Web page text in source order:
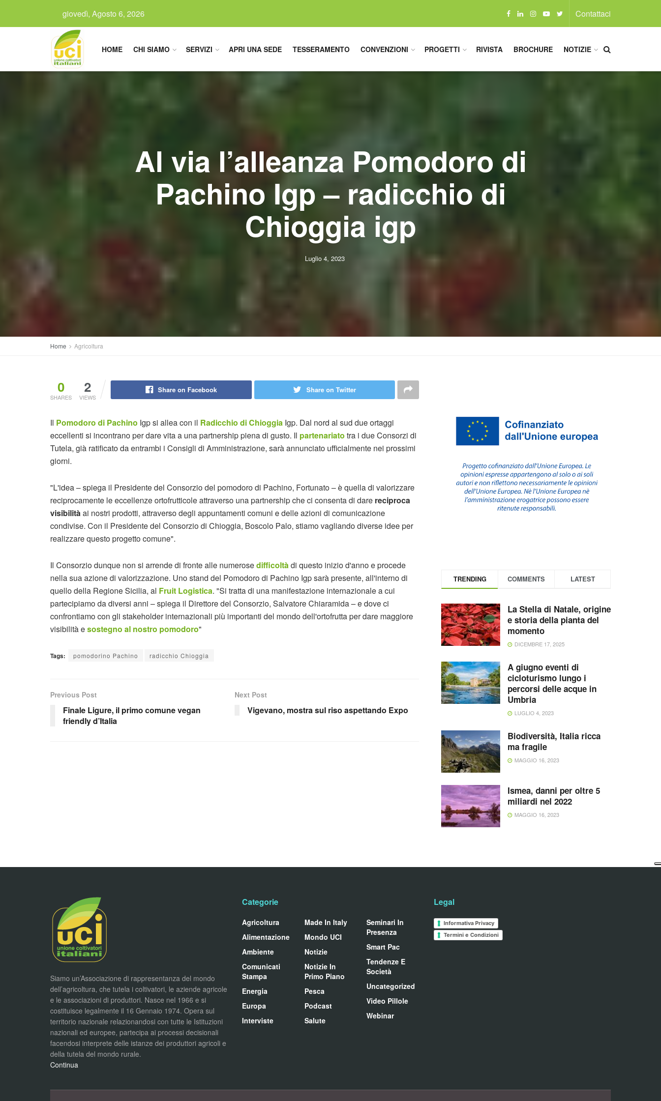
giovedì, Agosto 6, 2026 Contattaci
HOME CHI SIAMO SERVIZI APRI UNA SEDE TESSERAMENTO CONVENZIONI PROGETTI RIVISTA BROCHURE NOTIZIE
Al via l’alleanza Pomodoro di
Pachino Igp – radicchio di
Chioggia igp
Luglio 4, 2023
Home Agricoltura
0
SHARES
2
VIEWS
Share on Facebook Share on Twitter
Il Pomodoro di Pachino Igp si allea con il Radicchio di Chioggia Igp. Dal nord al sud due ortaggi
eccellenti si incontrano per dare vita a una partnership piena di gusto. Il partenariato tra i due Consorzi di
Tutela, già ratificato da entrambi i Consigli di Amministrazione, sarà annunciato ufficialmente nei prossimi
giorni.
"L'idea – spiega il Presidente del Consorzio del pomodoro di Pachino, Fortunato – è quella di valorizzare
reciprocamente le eccellenze ortofrutticole attraverso una partnership che ci consenta di dare reciproca
visibilitàai nostri prodotti, attraverso degli appuntamenti comuni e delle azioni di comunicazione
condivise. Con il Presidente del Consorzio di Chioggia, Boscolo Palo, stiamo vagliando diverse idee per
realizzare questo progetto comune".
Il Consorzio dunque non si arrende di fronte alle numerosedifficoltàdi questo inizio d'anno e procede
nella sua azione di valorizzazione. Uno stand del Pomodoro di Pachino Igp sarà presente, all'interno di
quello della Regione Sicilia, al Fruit Logistica. "Si tratta di una manifestazione internazionale a cui
partecipiamo da diversi anni – spiega il Direttore del Consorzio, Salvatore Chiaramida – e dove ci
confrontiamo con gli stakeholder internazionali più importanti del mondo dell'ortofrutta per dare maggiore
visibilità esostegno al nostro pomodoro"
Tags: pomodorino Pachino radicchio Chioggia
Previous Post
Finale Ligure, il primo comune vegan
friendly d’Italia
Next Post
Vigevano, mostra sul riso aspettando Expo
TRENDING COMMENTS LATEST
La Stella di Natale, origine
e storia della pianta del
momento
DICEMBRE 17, 2025
A giugno eventi di
cicloturismo lungo i
percorsi delle acque in
Umbria
LUGLIO 4, 2023
Biodiversità, Italia ricca
ma fragile
MAGGIO 16, 2023
Ismea, danni per oltre 5
miliardi nel 2022
MAGGIO 16, 2023
Siamo un’Associazione di rappresentanza del mondo
dell’agricoltura, che tutela i coltivatori, le aziende agricole
e le associazioni di produttori. Nasce nel 1966 e si
costituisce legalmente il 16 Gennaio 1974. Opera sul
territorio nazionale relazionandosi con tutte le Istituzioni
nazionali ed europee, partecipa ai processi decisionali
facendosi interprete delle istanze dei produttori agricoli e
della tutela del mondo rurale.
Continua
Categorie
Agricoltura
Alimentazione
Ambiente
Comunicati
Stampa
Energia
Europa
Interviste
Made In Italy
Mondo UCI
Notizie
Notizie In
Primo Piano
Pesca
Podcast
Salute
Seminari In
Presenza
Smart Pac
Tendenze E
Società
Uncategorized
Video Pillole
Webinar
Legal
Informativa Privacy
Termini e Condizioni